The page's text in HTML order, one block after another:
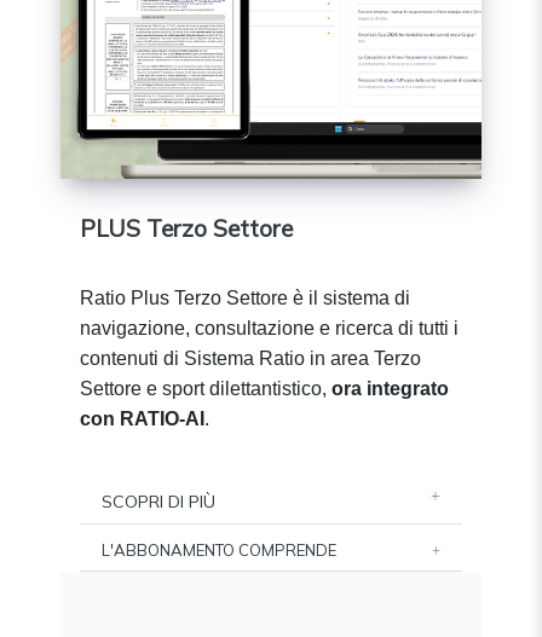
PLUS Terzo Settore
Ratio Plus Terzo Settore è il sistema di
navigazione, consultazione e ricerca di tutti i
contenuti di Sistema Ratio in area Terzo
Settore e sport dilettantistico, ora integrato
con RATIO-AI .
SCOPRI DI PIÙ
L'ABBONAMENTO COMPRENDE